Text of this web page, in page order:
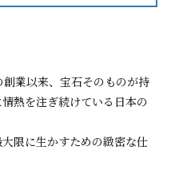
創業以来、宝石そのものが持
熱を注ぎ続けている日本の
限に生かすための緻密な仕